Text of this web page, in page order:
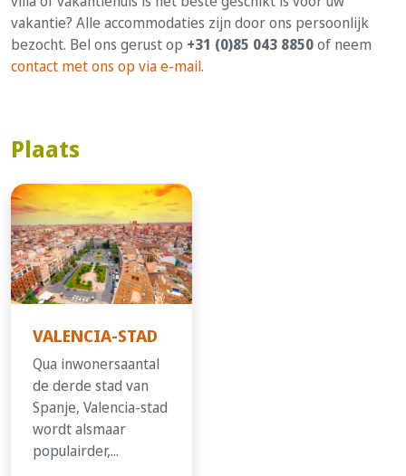
vakantie? Alle accommodaties zijn door ons persoonlijk
bezocht. Bel ons gerust op +31 (0)85 043 8850of neem
contact met ons op via e-mail.
Plaats
VALENCIA-STAD
Qua inwonersaantal
de derde stad van
Spanje, Valencia-stad
wordt alsmaar
populairder,...